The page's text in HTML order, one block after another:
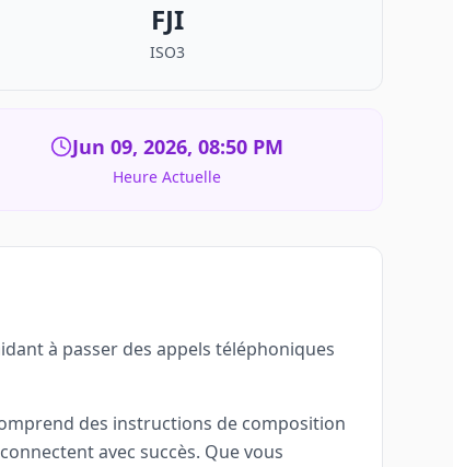
FJI
ISO3
Jun 09, 2026, 08:50 PM
Heure Actuelle
à passer des appels téléphoniques
des instructions de composition
avec succès. Que vous